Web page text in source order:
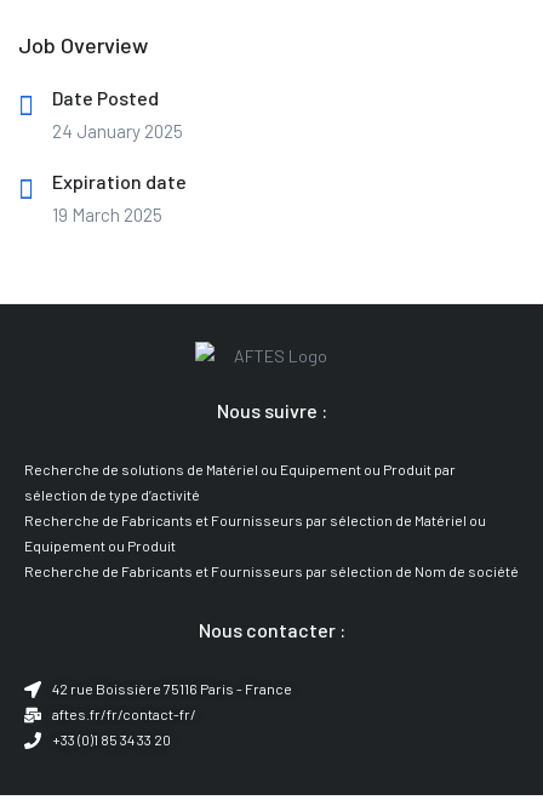
Job Overview
Date Posted
24 January 2025
Expiration date
19 March 2025
Nous suivre :
Recherche de solutions de Matériel ou Equipement ou Produit par
sélection de type d’activité
Recherche de Fabricants et Fournisseurs par sélection de Matériel ou
Equipement ou Produit
Recherche de Fabricants et Fournisseurs par sélection de Nom de société
Nous contacter :
42 rue Boissière 75116 Paris - France
aftes.fr/fr/contact-fr/
+33 (0)1 85 34 33 20